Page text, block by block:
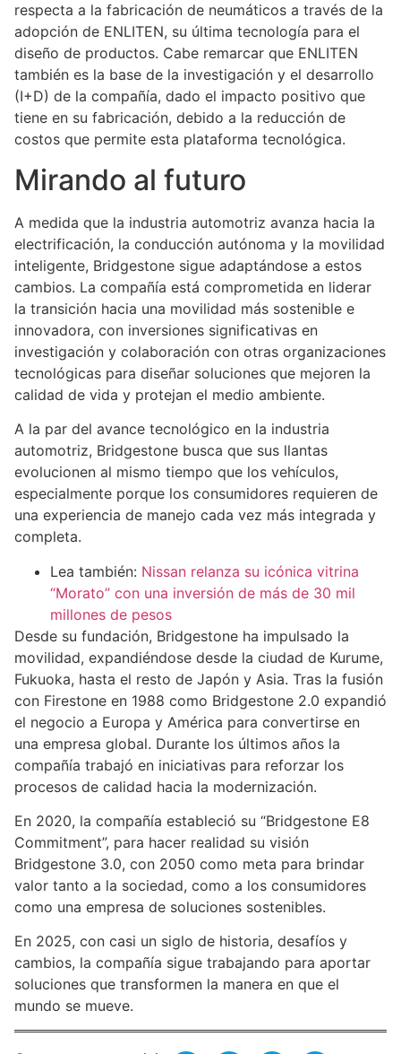
respecta a la fabricación de neumáticos a través de la
adopción de ENLITEN, su última tecnología para el
diseño de productos. Cabe remarcar que ENLITEN
también es la base de la investigación y el desarrollo
(I+D) de la compañía, dado el impacto positivo que
tiene en su fabricación, debido a la reducción de
costos que permite esta plataforma tecnológica.
Mirando al futuro
A medida que la industria automotriz avanza hacia la
electrificación, la conducción autónoma y la movilidad
inteligente, Bridgestone sigue adaptándose a estos
cambios. La compañía está comprometida en liderar
la transición hacia una movilidad más sostenible e
innovadora, con inversiones significativas en
investigación y colaboración con otras organizaciones
tecnológicas para diseñar soluciones que mejoren la
calidad de vida y protejan el medio ambiente.
A la par del avance tecnológico en la industria
automotriz, Bridgestone busca que sus llantas
evolucionen al mismo tiempo que los vehículos,
especialmente porque los consumidores requieren de
una experiencia de manejo cada vez más integrada y
completa.
Lea también: Nissan relanza su icónica vitrina
“Morato” con una inversión de más de 30 mil
millones de pesos
Desde su fundación, Bridgestone ha impulsado la
movilidad, expandiéndose desde la ciudad de Kurume,
Fukuoka, hasta el resto de Japón y Asia. Tras la fusión
con Firestone en 1988 como Bridgestone 2.0 expandió
el negocio a Europa y América para convertirse en
una empresa global. Durante los últimos años la
compañía trabajó en iniciativas para reforzar los
procesos de calidad hacia la modernización.
En 2020, la compañía estableció su “Bridgestone E8
Commitment”, para hacer realidad su visión
Bridgestone 3.0, con 2050 como meta para brindar
valor tanto a la sociedad, como a los consumidores
como una empresa de soluciones sostenibles.
En 2025, con casi un siglo de historia, desafíos y
cambios, la compañía sigue trabajando para aportar
soluciones que transformen la manera en que el
mundo se mueve.